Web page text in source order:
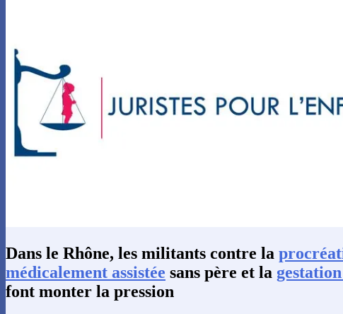
Dans le Rhône, les militants contre la
médicalement assistée sans père et la
font monter la pression